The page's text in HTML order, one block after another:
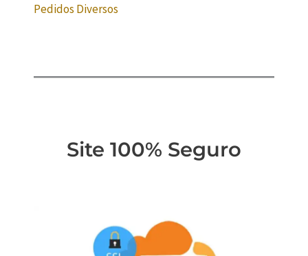
Pedidos Diversos
Site 100% Seguro